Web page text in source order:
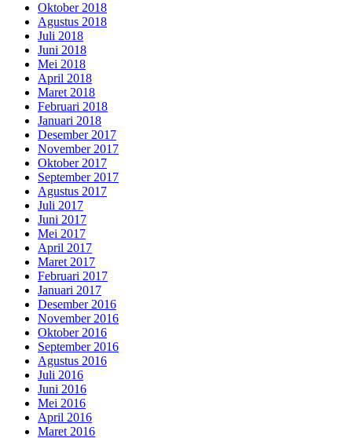
Oktober 2018
Agustus 2018
Juli 2018
Juni 2018
Mei 2018
April 2018
Maret 2018
Februari 2018
Januari 2018
Desember 2017
November 2017
Oktober 2017
September 2017
Agustus 2017
Juli 2017
Juni 2017
Mei 2017
April 2017
Maret 2017
Februari 2017
Januari 2017
Desember 2016
November 2016
Oktober 2016
September 2016
Agustus 2016
Juli 2016
Juni 2016
Mei 2016
April 2016
Maret 2016